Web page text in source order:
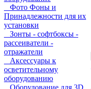
Фото Фоны и
Принадлежности для их
установки
Зонты - софтбоксы -
рассеиватели -
отражатели
Аксессуары к
осветительному
оборудованию
Оборудование для 3D